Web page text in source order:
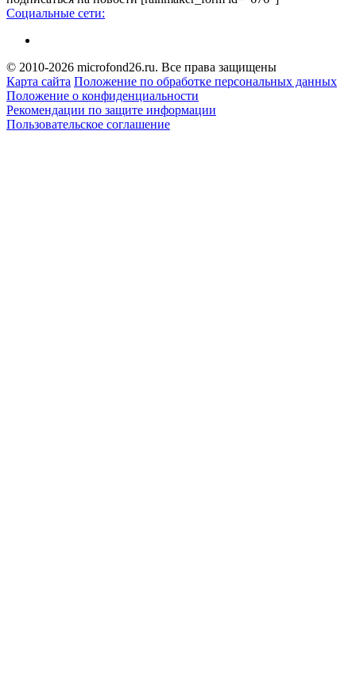
Социальные сети:
© 2010-2026 microfond26.ru. Все права защищены
Карта сайта Положение по обработке персональных данных
Положение о конфиденциальности
Рекомендации по защите информации
Пользовательское соглашение